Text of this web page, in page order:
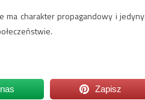
ma charakter propagandowy i
Zapisz